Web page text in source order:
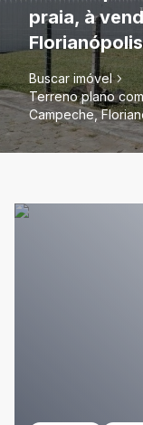
praia, à
Buscar imóvel
Terreno plano
Campeche,